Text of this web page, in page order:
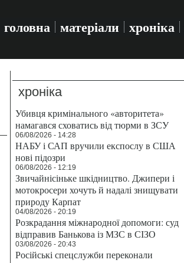
головна матеріали хроніка
хроніка
Убивця кримінального «авторитета»
намагався сховатись від тюрми в ЗСУ
06/08/2026 - 14:28
НАБУ і САП вручили експослу в США
нові підозри
06/08/2026 - 12:19
Звичайнісіньке шкідництво. Джипери і
мотокросери хочуть й надалі знищувати
природу Карпат
04/08/2026 - 20:19
Розкрадання міжнародної допомоги: суд
відправив Банькова із МЗС в СІЗО
03/08/2026 - 20:43
Російські спецслужби переконали